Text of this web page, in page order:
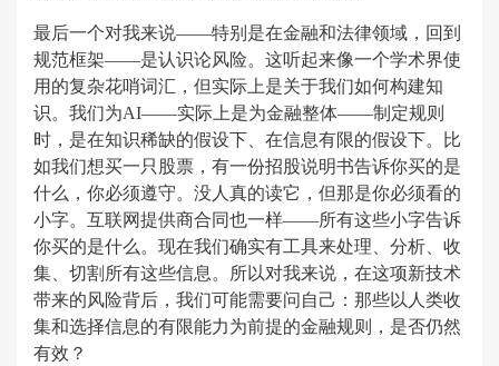
最后一个对我来说——特别是在金融和法律领域，回到
规范框架——是认识论风险。这听起来像一个学术界使
用的复杂花哨词汇，但实际上是关于我们如何构建知
识。我们为AI——实际上是为金融整体——制定规则
时，是在知识稀缺的假设下、在信息有限的假设下。比
如我们想买一只股票，有一份招股说明书告诉你买的是
什么，你必须遵守。没人真的读它，但那是你必须看的
小字。互联网提供商合同也一样——所有这些小字告诉
你买的是什么。现在我们确实有工具来处理、分析、收
集、切割所有这些信息。所以对我来说，在这项新技术
带来的风险背后，我们可能需要问自己：那些以人类收
集和选择信息的有限能力为前提的金融规则，是否仍然
有效？